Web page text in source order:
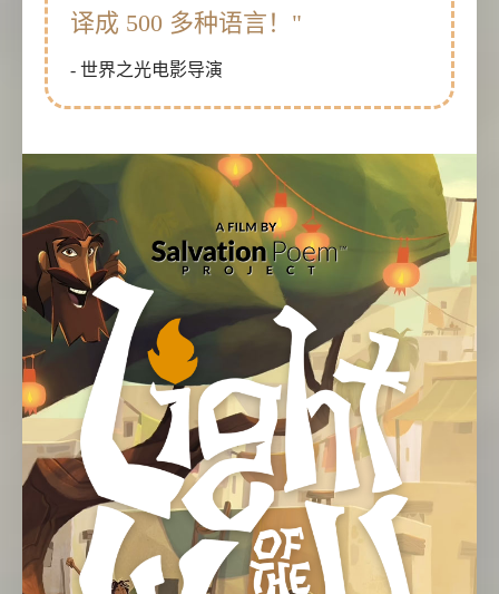
译成 500 多种语言！"
- 世界之光电影导演